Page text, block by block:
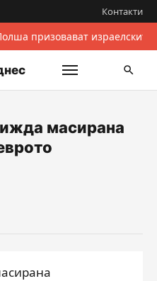
Контакти
призовават
масирана